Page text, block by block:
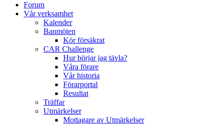
Forum
Vår verksamhet
Kalender
Banmöten
Kör försäkrat
CAR Challenge
Hur börjar jag tävla?
Våra förare
Vår historia
Förarportal
Resultat
Träffar
Utmärkelser
Mottagare av Utmärkelser